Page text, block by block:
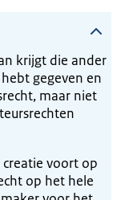
krijgt die ander
gegeven en
maar niet
voort op
op het hele